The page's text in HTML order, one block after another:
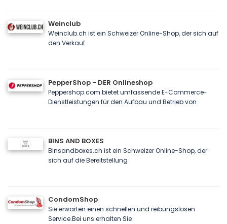
Weinclub
Weinclub.ch ist ein Schweizer Online-Shop, der sich auf
den Verkauf
PepperShop - DER Onlineshop
Peppershop.com bietet umfassende E-Commerce-
Dienstleistungen für den Aufbau und Betrieb von
BINS AND BOXES
Binsandboxes.ch ist ein Schweizer Online-Shop, der
sich auf die Bereitstellung
CondomShop
Sie erwarten einen schnellen und reibungslosen
Service.Bei uns erhalten Sie